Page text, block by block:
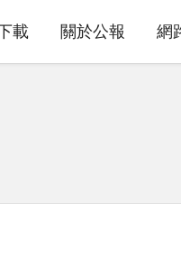
載 關於公報 網